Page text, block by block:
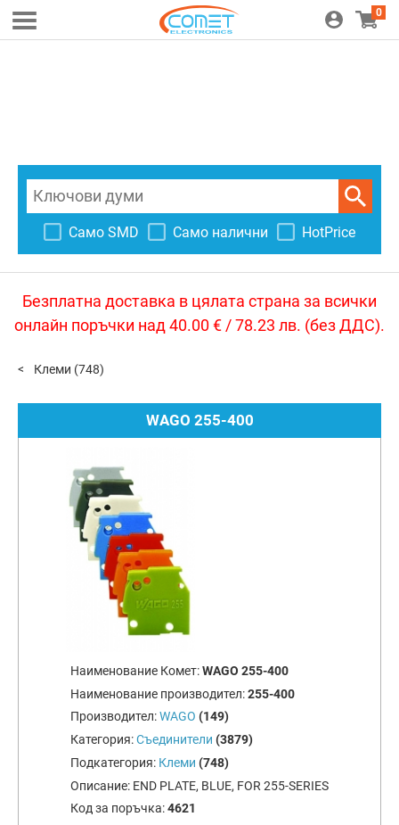
0
Само SMD Само налични HotPrice
Безплатна доставка в цялата страна за всички
онлайн поръчки над 40.00 € / 78.23 лв. (без ДДС).
Клеми (748)
WAGO 255-400
Наименование Комет:WAGO 255-400
Наименование производител:255-400
Производител:WAGO (149)
Категория:Съединители (3879)
Подкатегория: Клеми (748)
Описание: END PLATE, BLUE, FOR 255-SERIES
Код за поръчка:4621